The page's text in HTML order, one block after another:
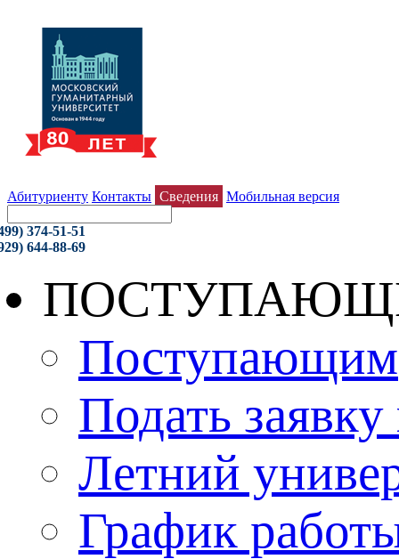
Абитуриенту Контакты Сведения Мобильная версия
374-51-51
644-88-69
Поступающим
Подать
Летний
График